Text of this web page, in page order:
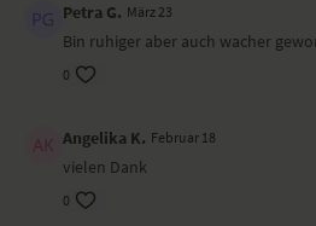
Petra G. März 23
Bin ruhiger aber auch wacher
0
Angelika K. Februar 18
vielen Dank
0